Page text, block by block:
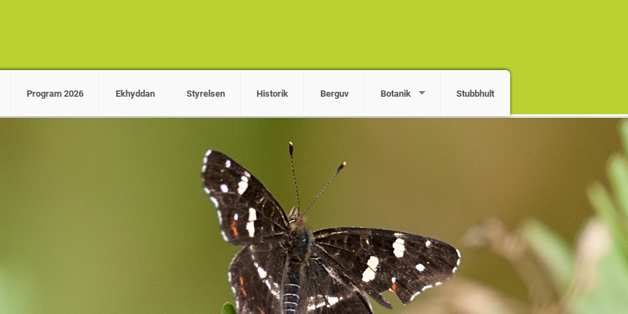
Program 2026 Ekhyddan Styrelsen Historik Berguv Botanik Stubbhult